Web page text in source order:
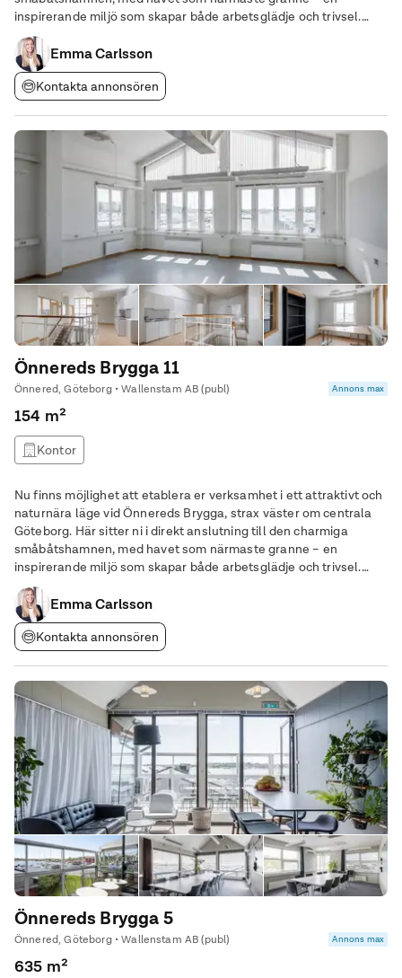
inspirerande miljö som skapar både arbetsglädje och trivsel.
Lokalen omfattar 544 kvm och här erbjuds flexibla ytor som kan
anpassas efter er verksamhets
Emma Carlsson
Kontakta annonsören
Önnereds Brygga 11
Önnered, Göteborg • Wallenstam AB (publ) Annons max
154 m²
Kontor
Nu finns möjlighet att etablera er verksamhet i ett attraktivt och
naturnära läge vid Önnereds Brygga, strax väster om centrala
Göteborg. Här sitter ni i direkt anslutning till den charmiga
småbåtshamnen, med havet som närmaste granne – en
inspirerande miljö som skapar både arbetsglädje och trivsel.
Lokalen om 154 kvm erbjuder smarta och effektiva ytor som
skapar bästa möjliga förutsättningar
Emma Carlsson
Kontakta annonsören
Önnereds Brygga 5
Önnered, Göteborg • Wallenstam AB (publ) Annons max
635 m²